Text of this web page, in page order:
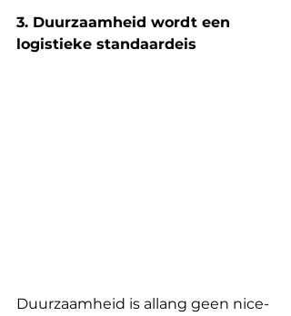
3. Duurzaamheid wordt een
logistieke standaardeis
Duurzaamheid is allang geen nice-